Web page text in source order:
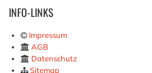
INFO-LINKS
Impressum
AGB
Datenschutz
Sitemap